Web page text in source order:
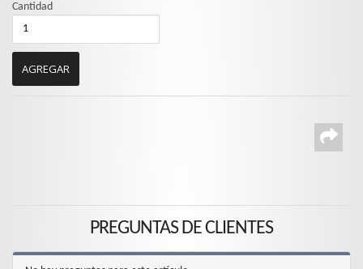
Cantidad
PREGUNTAS DE CLIENTES